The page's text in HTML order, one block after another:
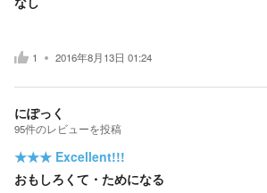
1 2016年8月13日 01:24
にぽっく
95件のレビューを投稿
★★★ Excellent!!!
おもしろくて・ためになる